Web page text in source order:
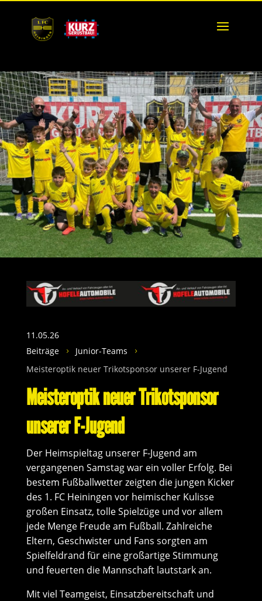
11.05.26
Beiträge
5 Junior-Teams 5
Meisteroptik neuer Trikotsponsor unserer F-Jugend
Meisteroptik neuer Trikotsponsor
unserer F-Jugend
Der Heimspieltag unserer F-Jugend am
vergangenen Samstag war ein voller Erfolg. Bei
bestem Fußballwetter zeigten die jungen Kicker
des 1. FC Heiningen vor heimischer Kulisse
großen Einsatz, tolle Spielzüge und vor allem
jede Menge Freude am Fußball. Zahlreiche
Eltern, Geschwister und Fans sorgten am
Spielfeldrand für eine großartige Stimmung
und feuerten die Mannschaft lautstark an.
Mit viel Teamgeist, Einsatzbereitschaft und